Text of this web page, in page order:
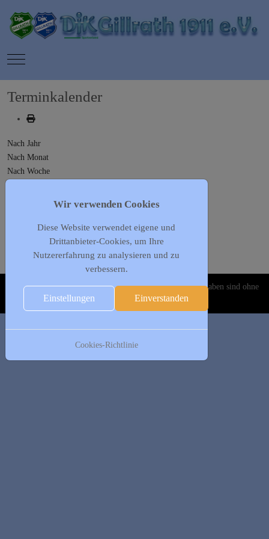
Mobile Menu Toggle
Terminkalender
Nach Jahr
Nach Monat
Nach Woche
Gehe zu Monat
Gehe zu Monat
Sonntag, 05. März 2023
Es wurden keine Events gefunden
Copyright © 2020-2026 DJK Gillrath 1911 e. V. Alle Angaben sind ohne
Gewähr!
Wir verwenden Cookies
Diese Website verwendet eigene und
Drittanbieter-Cookies, um Ihre
Nutzererfahrung zu analysieren und zu
verbessern.
Einstellungen Einverstanden
Cookies-Richtlinie